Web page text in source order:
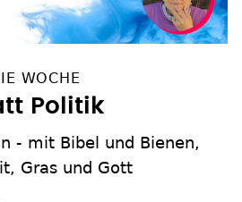
WOCHE
Politik
- mit Bibel und Bienen,
Gras und Gott